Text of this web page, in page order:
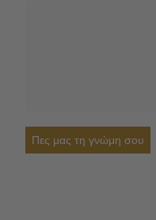
Πες μας τη γνώμη σου